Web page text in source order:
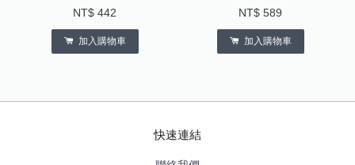
NT$ 442
加入購物車
NT$ 589
加入購物車
快速連結